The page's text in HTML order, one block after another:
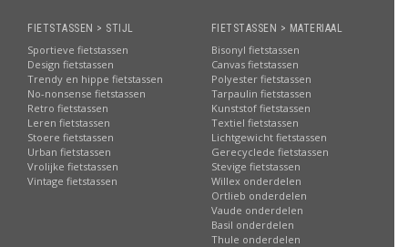
FIETSTASSEN > STIJL
Sportieve fietstassen
Design fietstassen
Trendy en hippe fietstassen
No-nonsense fietstassen
Retro fietstassen
Leren fietstassen
Stoere fietstassen
Urban fietstassen
Vrolijke fietstassen
Vintage fietstassen
FIETSTASSEN > MATERIAAL
Bisonyl fietstassen
Canvas fietstassen
Polyester fietstassen
Tarpaulin fietstassen
Kunststof fietstassen
Textiel fietstassen
Lichtgewicht fietstassen
Gerecyclede fietstassen
Stevige fietstassen
Willex onderdelen
Ortlieb onderdelen
Vaude onderdelen
Basil onderdelen
Thule onderdelen